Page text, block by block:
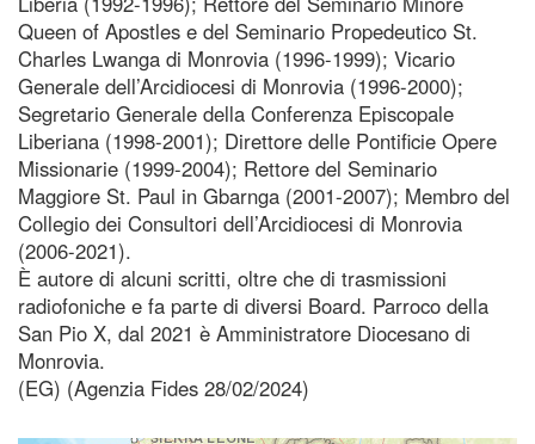
Queen of Apostles e del Seminario Propedeutico St.
Charles Lwanga di Monrovia (1996-1999); Vicario
Generale dell’Arcidiocesi di Monrovia (1996-2000);
Segretario Generale della Conferenza Episcopale
Liberiana (1998-2001); Direttore delle Pontificie Opere
Missionarie (1999-2004); Rettore del Seminario
Maggiore St. Paul in Gbarnga (2001-2007); Membro del
Collegio dei Consultori dell’Arcidiocesi di Monrovia
(2006-2021).
È autore di alcuni scritti, oltre che di trasmissioni
radiofoniche e fa parte di diversi Board. Parroco della
San Pio X, dal 2021 è Amministratore Diocesano di
Monrovia.
(EG) (Agenzia Fides 28/02/2024)